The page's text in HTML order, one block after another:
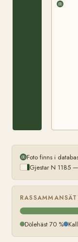
Foto finns i
Gjestar N 1185
Dölehäst 70 %